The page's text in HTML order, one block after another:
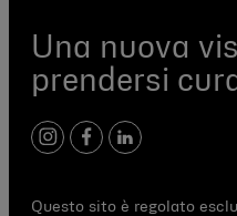
Una nuova
prendersi
instagram
facebook
linkedIn
Questo sito è regolato